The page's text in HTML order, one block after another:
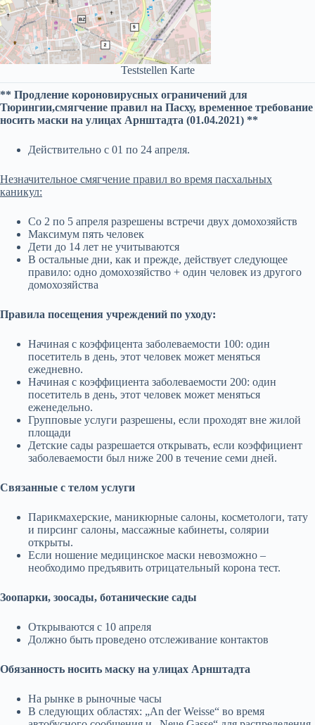
Teststellen Karte
** Продление короновирусных ограничений для
Тюрингии,смягчение правил на Пасху, временное требование
носить маски на улицах Арнштадта (01.04.2021) **
Действительно с 01 по 24 апреля.
Незначительное смягчение правил во время пасхальных
каникул:
Со 2 по 5 апреля разрешены встречи двух домохозяйств
Максимум пять человек
Дети до 14 лет не учитываются
В остальные дни, как и прежде, действует следующее
правило: одно домохозяйство + один человек из другого
домохозяйства
Правила посещения учреждений по уходу:
Начиная с коэффицента заболеваемости 100: один
посетитель в день, этот человек может меняться
ежедневно.
Начиная с коэффициента заболеваемости 200: один
посетитель в день, этот человек может меняться
еженедельно.
Групповые услуги разрешены, если проходят вне жилой
площади
Детские сады разрешается открывать, если коэффициент
заболеваемости был ниже 200 в течение семи дней.
Связанные с телом услуги
Парикмахерские, маникюрные салоны, косметологи, тату
и пирсинг салоны, массажные кабинеты, солярии
открыты.
Если ношение медицинское маски невозможно –
необходимо предъявить отрицательный корона тест.
Зоопарки, зоосады, ботанические сады
Открываются с 10 апреля
Должно быть проведено отслеживание контактов
Обязанность носить маску на улицах Арнштадта
На рынке в рыночные часы
В следующих областях: „An der Weisse“ во время